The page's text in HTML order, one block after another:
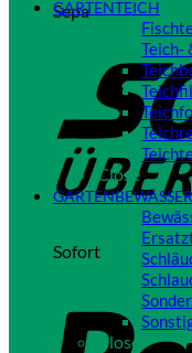
Sepa
Sofort
GARTENTEICH
Teich-
Close
Close